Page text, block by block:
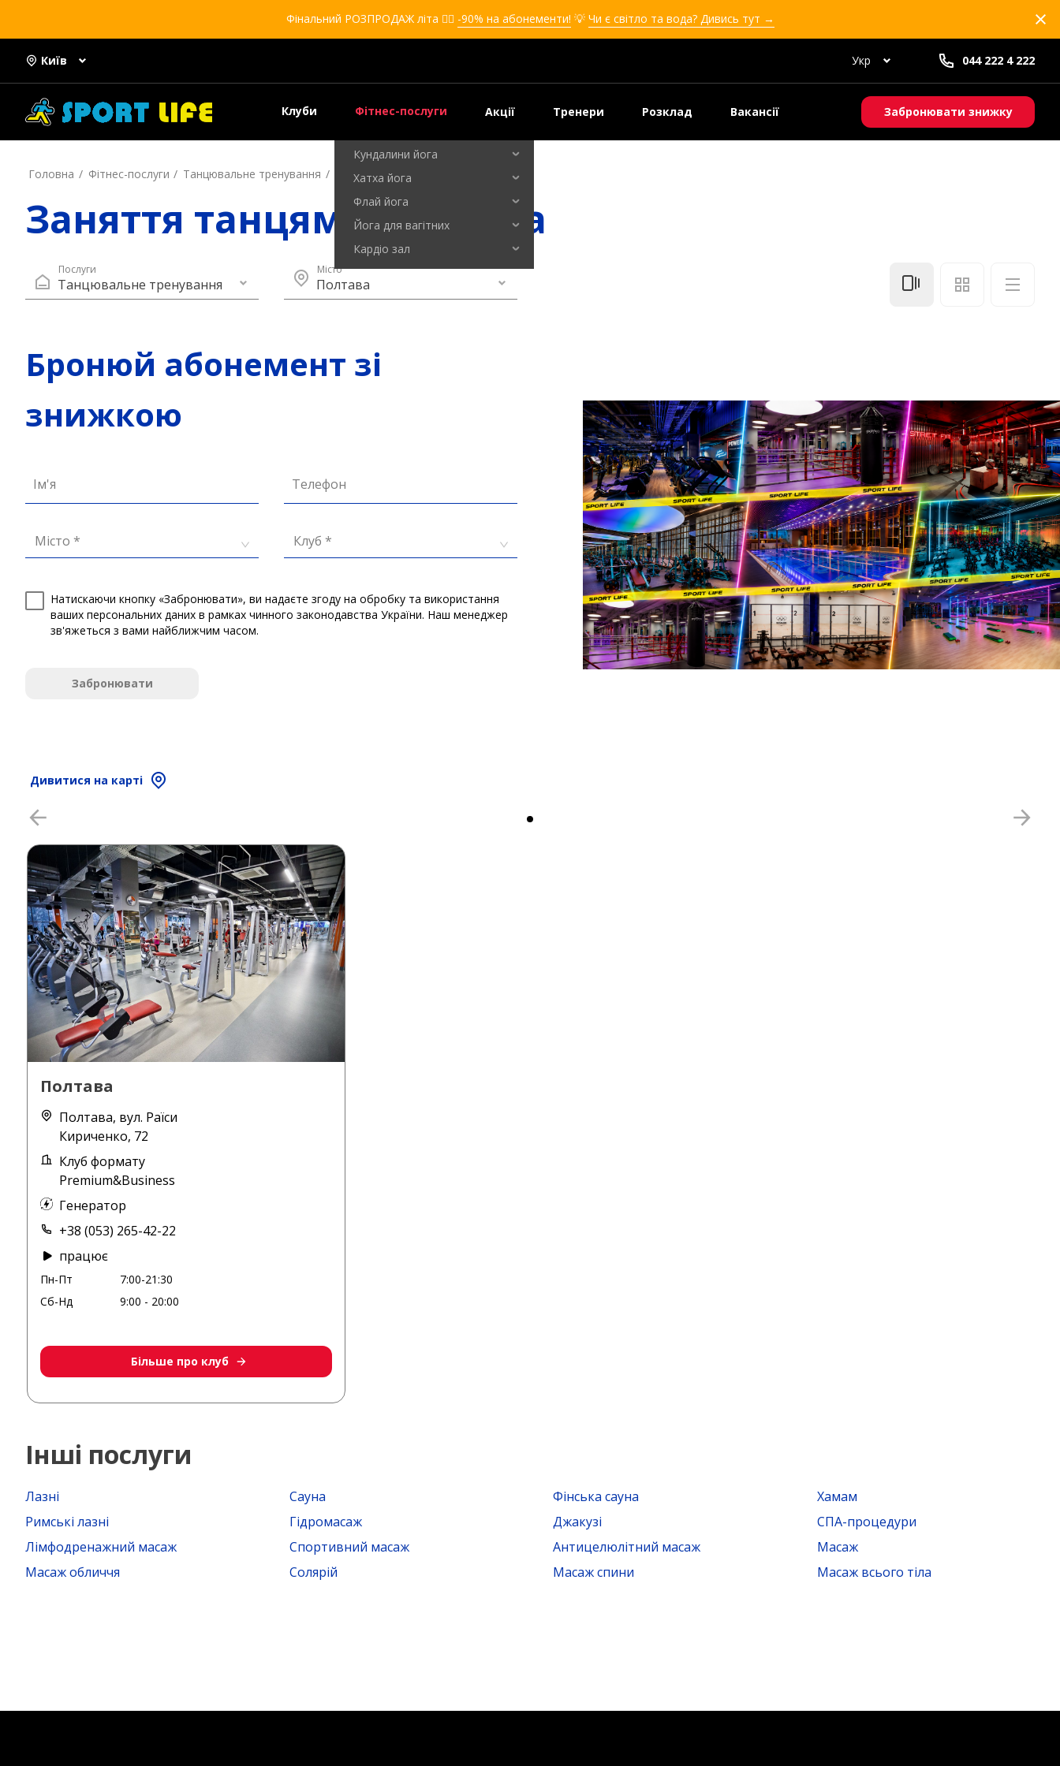
Фінальний РОЗПРОДАЖ літа ❤️‍🔥 -90% на абонементи! 💡 Чи є світло та вода? Дивись тут →
Київ Укр 044 222 4 222
Клуби Фітнес-послуги
Кікбоксинг для дівчат
Кікбоксинг для дітей
Самооборона для дівчат
Самооборона для дітей
Кундалини йога
Хатха йога
Флай йога
Йога для вагітних
Кардіо зал
Акції Тренери Розклад Вакансії Забронювати знижку
Головна Фітнес-послуги Танцювальне тренування Полтава
Заняття танцями Полтава
Послуги
Танцювальне тренування
Місто
Полтава
Бронюй абонемент зі
знижкою
Ім'я Телефон
Місто * Клуб *
Натискаючи кнопку «Забронювати», ви надаєте згоду на обробку та використання
ваших персональних даних в рамках чинного законодавства України. Наш менеджер
зв'яжеться з вами найближчим часом.
Забронювати
Дивитися на карті
Полтава
Полтава, вул. Раїси
Кириченко, 72
Клуб формату
Premium&Business
Генератор
+38 (053) 265-42-22
працює
Пн-Пт
7:00-21:30
Сб-Нд
9:00 - 20:00
Більше про клуб
Інші послуги
Лазні Сауна Фінська сауна
Хамам
Римські лазні
Гідромасаж Джакузі
СПА-процедури
Лімфодренажний масаж
Спортивний масаж Антицелюлітний масаж
Масаж
Масаж обличчя
Солярій Масаж спини Масаж всього тіла